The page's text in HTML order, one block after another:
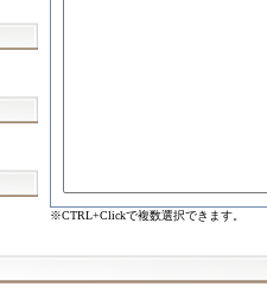
※CTRL+Clickで複数選択できます。